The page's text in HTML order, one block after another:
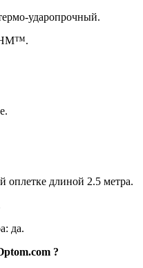
ударопрочный.
длиной 2.5 метра.
да.
?